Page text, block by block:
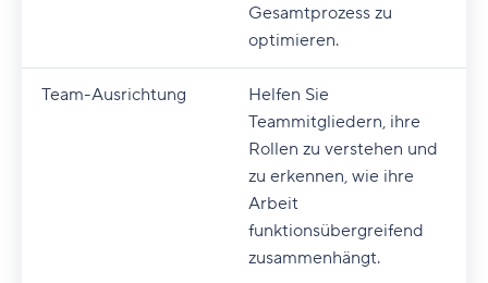
Gesamtprozess zu
optimieren.
Team-Ausrichtung
Helfen Sie
Teammitgliedern, ihre
Rollen zu verstehen und
zu erkennen, wie ihre
Arbeit
funktionsübergreifend
zusammenhängt.